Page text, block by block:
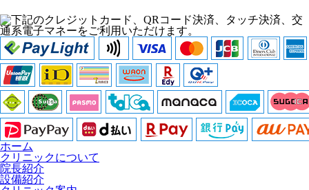
下記のクレジットカード、QRコード決済、タッチ決済、交
通系電子マネーをご利用いただけます。
ホーム
クリニックについて
院長紹介
設備紹介